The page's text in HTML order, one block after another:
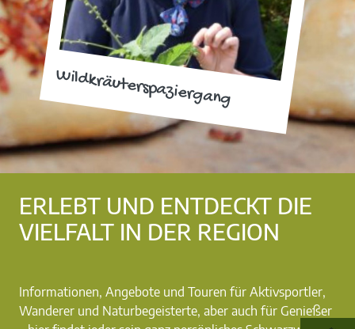
Wildkräuterspaziergang
ERLEBT UND ENTDECKT DIE
VIELFALT IN DER REGION
Informationen, Angebote und Touren für Aktivsportler,
Wanderer und Naturbegeisterte, aber auch für Genießer